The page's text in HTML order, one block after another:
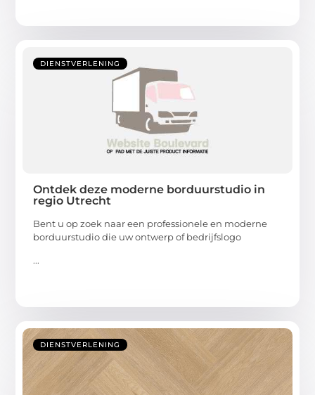
DIENSTVERLENING
Ontdek deze moderne borduurstudio in
regio Utrecht
Bent u op zoek naar een professionele en moderne
borduurstudio die uw ontwerp of bedrijfslogo
...
DIENSTVERLENING